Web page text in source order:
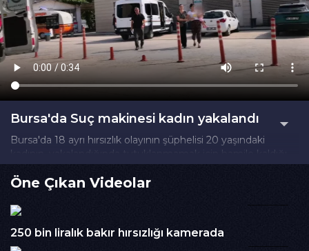
Bursa'da Suç makinesi kadın yakalandı
Bursa'da 18 ayrı hırsızlık olayının şüphelisi 20 yaşındaki
kadının, yakalandığında tutuklanmamak için hamile kaldığı
iddia edildi. Evde bir çocuğu, yanında 2 yaşındaki kızı ve
karnındaki 6 aylık çocuğu ile hakim karşısına çıkan zanlı
tutuklandı.
İzlenme : 247
Kategori :Haber
Öne Çıkan Videolar
250 bin liralık bakır hırsızlığı kamerada